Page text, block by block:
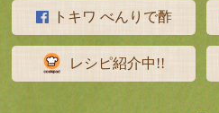
トキワ べんりで酢
レシピ紹介中!!